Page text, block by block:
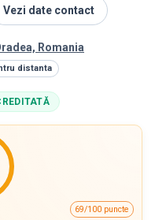
Vezi date contact
Romania
distanta
69/100 puncte